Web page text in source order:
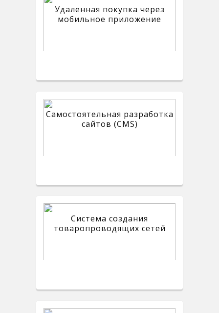
Удаленная покупка через
мобильное приложение
Самостоятельная разработка
сайтов (CMS)
Система создания
товаропроводящих сетей